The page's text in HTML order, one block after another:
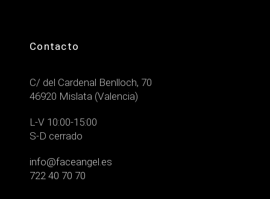
Contacto
C/ del Cardenal Benlloch, 70
46920 Mislata (Valencia)
L-V 10:00-15:00
S-D cerrado
info@faceangel.es
722 40 70 70